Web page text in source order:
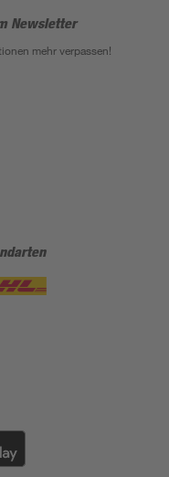
Newsletter
mehr verpassen!